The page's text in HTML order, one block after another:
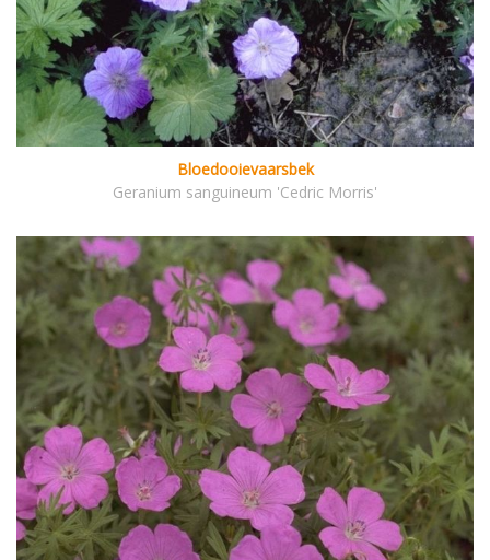
Bloedooievaarsbek
Geranium sanguineum 'Cedric Morris'